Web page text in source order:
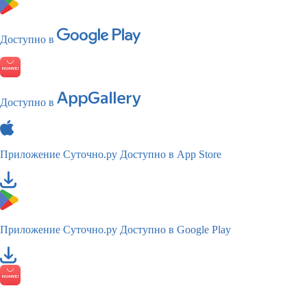
Доступно в
Доступно в
Приложение Суточно.ру Доступно в App Store
Приложение Суточно.ру Доступно в Google Play